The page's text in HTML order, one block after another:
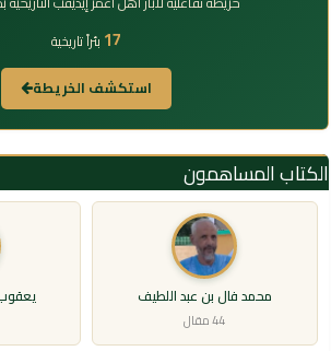
17 بئراً تاريخية
استكشف الخريطة
الكتاب المساهمون
محمد فال بن عبد اللطيف
44 مقال